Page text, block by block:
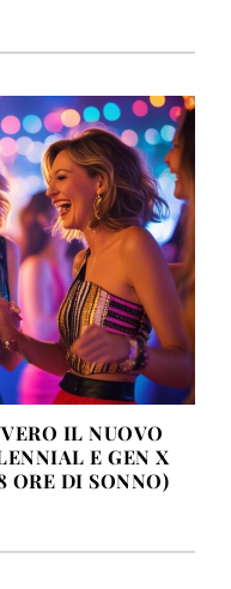
IL NUOVO
E GEN X
ORE DI SONNO)